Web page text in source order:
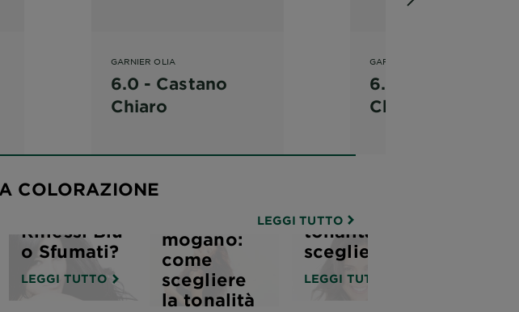
GARNIER OLIA
6.0 - Castano
Chiaro
GARNIER OLIA
6.3 - Castano
Chiaro Dorato
COLORAZIONE
LEGGI TUTTO
Capelli
Corvini,
Riflessi Blu
o Sfumati?
LEGGI TUTTO
mogano:
come
scegliere
la tonalità
quale
tonalità
scegliere?
LEGGI TUTTO